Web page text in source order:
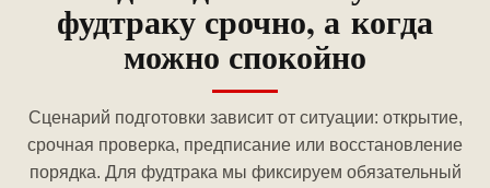
фудтраку срочно, а когда
можно спокойно
Сценарий подготовки зависит от ситуации: открытие,
срочная проверка, предписание или восстановление
порядка. Для фудтрака мы фиксируем обязательный